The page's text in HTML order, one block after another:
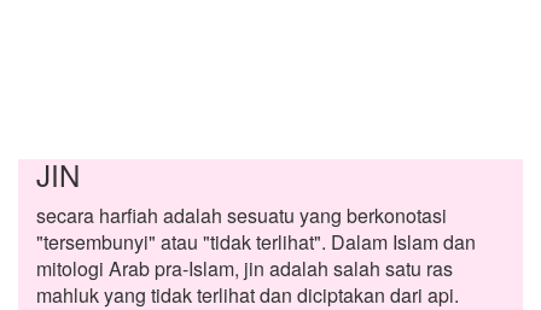
JIN
secara harfiah adalah sesuatu yang berkonotasi
"tersembunyi" atau "tidak terlihat". Dalam Islam dan
mitologi Arab pra-Islam, jin adalah salah satu ras
mahluk yang tidak terlihat dan diciptakan dari api.